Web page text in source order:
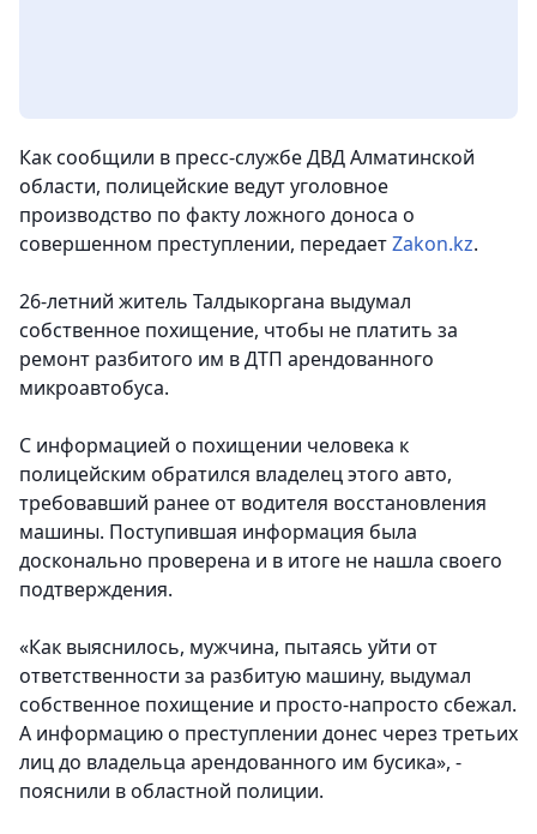
Как сообщили в пресс-службе ДВД Алматинской
области, полицейские ведут уголовное
производство по факту ложного доноса о
совершенном преступлении, передаетZakon.kz.
26-летний житель Талдыкоргана выдумал
собственное похищение, чтобы не платить за
ремонт разбитого им в ДТП арендованного
микроавтобуса.
С информацией о похищении человека к
полицейским обратился владелец этого авто,
требовавший ранее от водителя восстановления
машины. Поступившая информация была
досконально проверена и в итоге не нашла своего
подтверждения.
«Как выяснилось, мужчина, пытаясь уйти от
ответственности за разбитую машину, выдумал
собственное похищение и просто-напросто сбежал.
А информацию о преступлении донес через третьих
лиц до владельца арендованного им бусика», -
пояснили в областной полиции.